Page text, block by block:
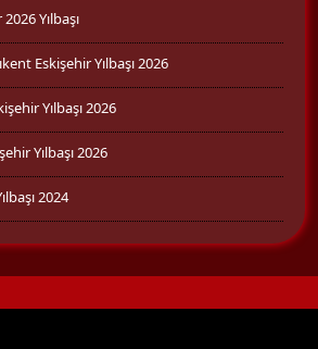
Yılbaşı
Eskişehir Yılbaşı 2026
Yılbaşı 2026
Yılbaşı 2026
2024